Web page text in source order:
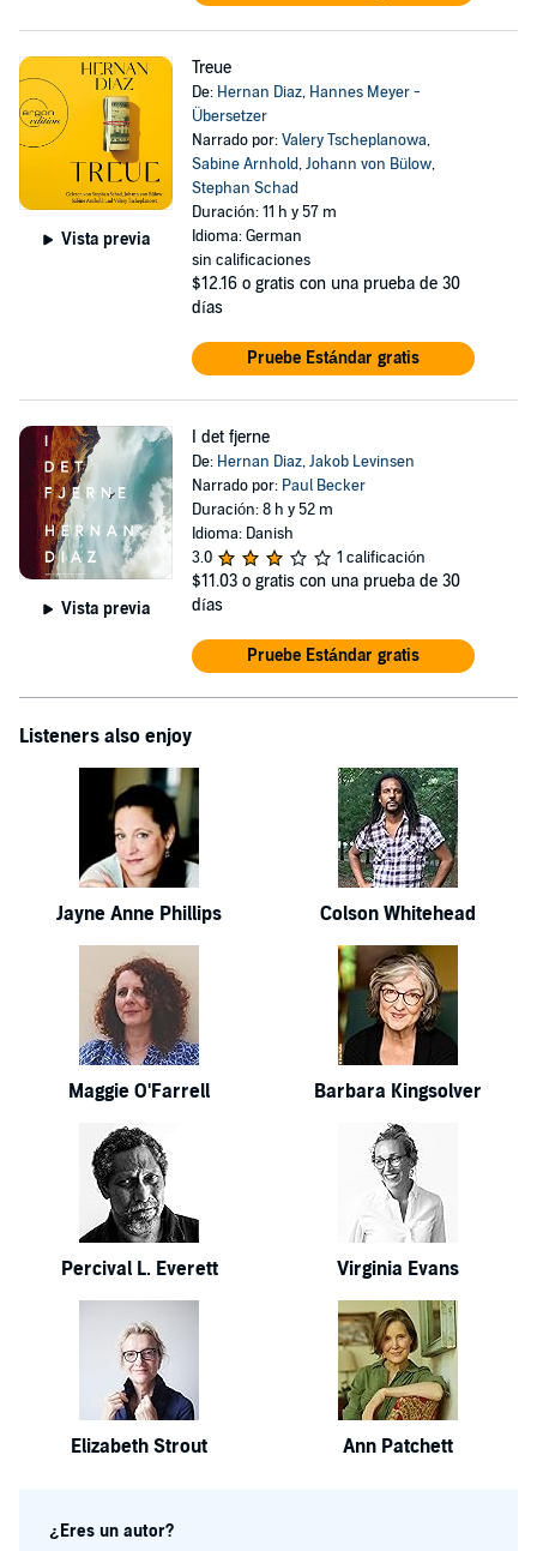
Vista previa
Treue
De: Hernan Diaz, Hannes Meyer -
Übersetzer
Narrado por:Valery Tscheplanowa,
Sabine Arnhold,Johann von Bülow,
Stephan Schad
Duración: 11 h y 57 m
Idioma: German
sin calificaciones
$12.16 o gratis con una prueba de 30
días
Pruebe Estándar gratis
Vista previa
I det fjerne
De: Hernan Diaz,Jakob Levinsen
Narrado por: Paul Becker
Duración: 8 h y 52 m
Idioma: Danish
3.0
1 calificación
$11.03 o gratis con una prueba de 30
días
Pruebe Estándar gratis
Listeners also enjoy
Jayne Anne Phillips Colson Whitehead
Maggie O'Farrell Barbara Kingsolver
Percival L. Everett Virginia Evans
Elizabeth Strout Ann Patchett
¿Eres un autor?